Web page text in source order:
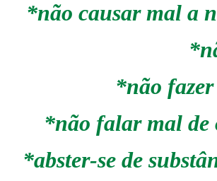
*não causar mal a
*não
*não falar mal de
*abster-se de